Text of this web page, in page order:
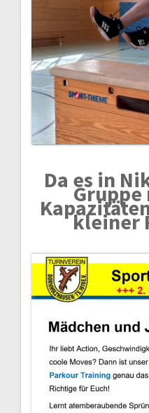
Da es in
kleiner